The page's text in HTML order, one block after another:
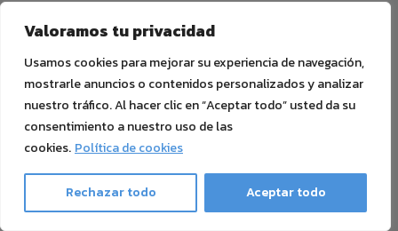
Valoramos tu privacidad
Usamos cookies para mejorar su experiencia de navegación,
mostrarle anuncios o contenidos personalizados y analizar
nuestro tráfico. Al hacer clic en “Aceptar todo” usted da su
consentimiento a nuestro uso de las
cookies. Política de cookies
Rechazar todo Aceptar todo